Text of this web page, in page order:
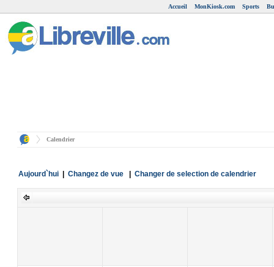
Accueil MonKiosk.com Sports
Calendrier
Aujourd`hui| Changez de vue| Changer de selection de calendrier